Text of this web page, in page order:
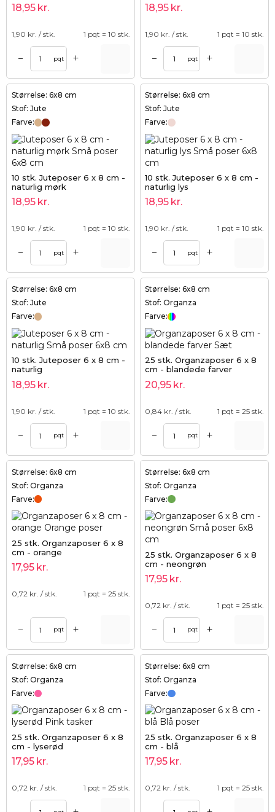
18,95 kr.
1,90 kr. / stk. 1 pqt = 10 stk.
– pqt +
18,95 kr.
1,90 kr. / stk. 1 pqt = 10 stk.
– pqt +
Størrelse: 6x8 cm
Stof: Jute
Farve:
10 stk. Juteposer 6 x 8 cm -
naturlig mørk
18,95 kr.
1,90 kr. / stk. 1 pqt = 10 stk.
– pqt +
Størrelse: 6x8 cm
Stof: Jute
Farve:
10 stk. Juteposer 6 x 8 cm -
naturlig lys
18,95 kr.
1,90 kr. / stk. 1 pqt = 10 stk.
– pqt +
Størrelse: 6x8 cm
Stof: Jute
Farve:
10 stk. Juteposer 6 x 8 cm -
naturlig
18,95 kr.
1,90 kr. / stk. 1 pqt = 10 stk.
– pqt +
Størrelse: 6x8 cm
Stof: Organza
Farve:
25 stk. Organzaposer 6 x 8
cm - blandede farver
20,95 kr.
0,84 kr. / stk. 1 pqt = 25 stk.
– pqt +
Størrelse: 6x8 cm
Stof: Organza
Farve:
25 stk. Organzaposer 6 x 8
cm - orange
17,95 kr.
0,72 kr. / stk. 1 pqt = 25 stk.
– pqt +
Størrelse: 6x8 cm
Stof: Organza
Farve:
25 stk. Organzaposer 6 x 8
cm - neongrøn
17,95 kr.
0,72 kr. / stk. 1 pqt = 25 stk.
– pqt +
Størrelse: 6x8 cm
Stof: Organza
Farve:
25 stk. Organzaposer 6 x 8
cm - lyserød
17,95 kr.
0,72 kr. / stk. 1 pqt = 25 stk.
Størrelse: 6x8 cm
Stof: Organza
Farve:
25 stk. Organzaposer 6 x 8
cm - blå
17,95 kr.
0,72 kr. / stk. 1 pqt = 25 stk.